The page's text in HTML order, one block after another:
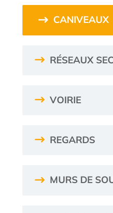
CANIVEAUX
RÉSEAUX
VOIRIE
REGARDS
MURS DE